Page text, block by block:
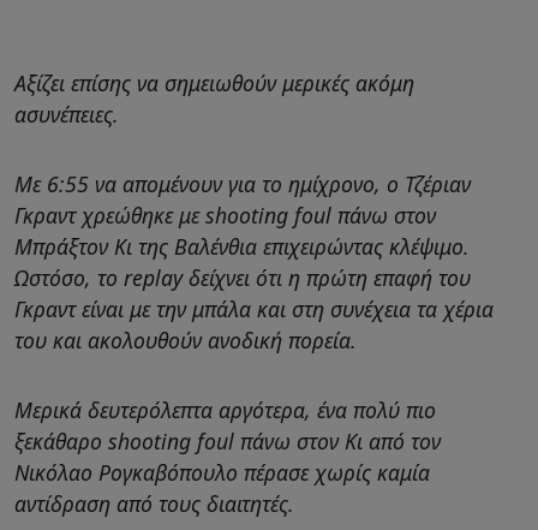
Αξίζει επίσης να σημειωθούν μερικές ακόμη
ασυνέπειες.
Με 6:55 να απομένουν για το ημίχρονο, ο Τζέριαν
Γκραντ χρεώθηκε με shooting foul πάνω στον
Μπράξτον Κι της Βαλένθια επιχειρώντας κλέψιμο.
Ωστόσο, το replay δείχνει ότι η πρώτη επαφή του
Γκραντ είναι με την μπάλα και στη συνέχεια τα χέρια
του και ακολουθούν ανοδική πορεία.
Μερικά δευτερόλεπτα αργότερα, ένα πολύ πιο
ξεκάθαρο shooting foul πάνω στον Κι από τον
Νικόλαο Ρογκαβόπουλο πέρασε χωρίς καμία
αντίδραση από τους διαιτητές.